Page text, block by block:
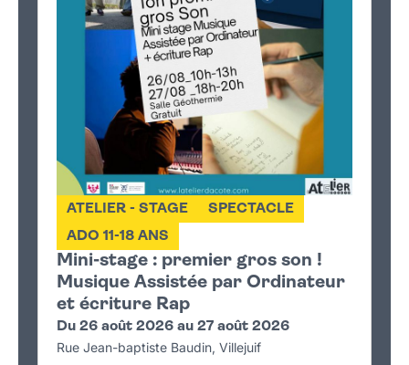
Mini-stage : premier gros son !
Musique Assistée par Ordinateur
et écriture Rap
ATELIER - STAGE
SPECTACLE
ADO 11-18 ANS
Du 26 août 2026 au 27 août 2026
Rue Jean-baptiste Baudin, Villejuif